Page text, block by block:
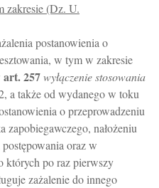
zakresie (Dz. U.
postanowienia o
w tym w zakresie
art.257wyłączenie stosowania
a także od wydanego w toku
o przeprowadzeniu
zapobiegawczego, nałożeniu
oraz w
których po raz pierwszy
zażalenie do innego